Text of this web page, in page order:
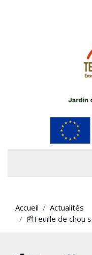
Accueil
Actualités
📰Feuille de chou